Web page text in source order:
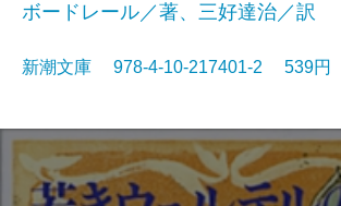
ボードレール／著、三好達治／訳
新潮文庫 978-4-10-217401-2 539円